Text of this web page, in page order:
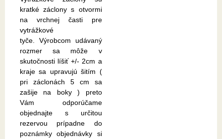
kratké záclony s otvormi
na vrchnej časti pre
vytrážkové
tyče. Výrobcom udávaný
rozmer sa môže v
skutočnosti líšiť +/- 2cm a
kraje sa upravujú šitím (
pri záclonách 5 cm sa
zašije na boky ) preto
Vám odporúčame
objednajte s určitou
rezervou prípadne do
poznámky objednávky si